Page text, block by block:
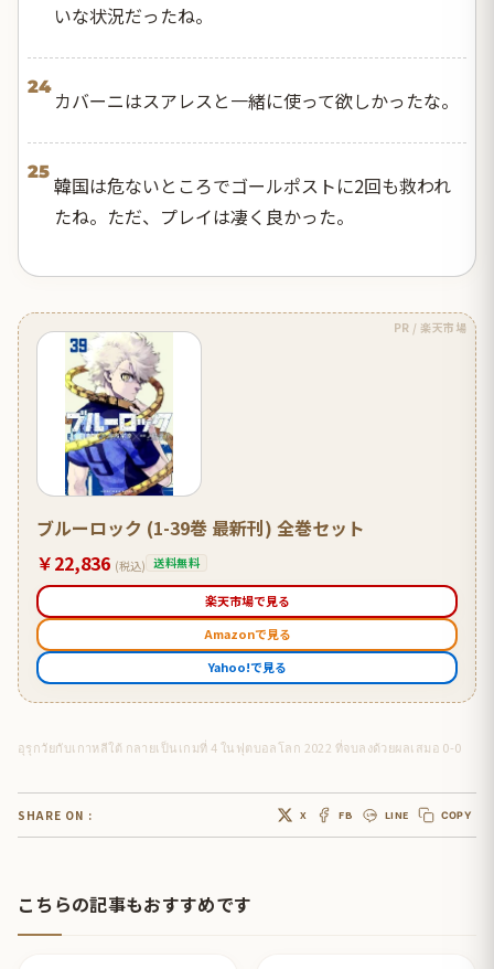
いな状況だったね。
24
カバーニはスアレスと一緒に使って欲しかったな。
25
韓国は危ないところでゴールポストに2回も救われ
たね。ただ、プレイは凄く良かった。
PR / 楽天市場
ブルーロック (1-39巻 最新刊) 全巻セット
￥22,836 (税込) 送料無料
楽天市場で見る
Amazonで見る
Yahoo!で見る
อุรุกวัยกับเกาหลีใต้ กลายเป็นเกมที่ 4 ในฟุตบอลโลก 2022 ที่จบลงด้วยผลเสมอ 0-0
SHARE ON : X FB LINE COPY
こちらの記事もおすすめです